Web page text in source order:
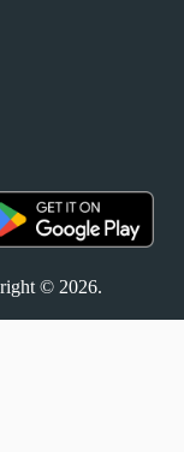
© 2026.